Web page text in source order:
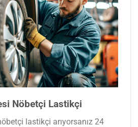
Nöbetçi Lastikçi
lastikçi arıyorsanız 24